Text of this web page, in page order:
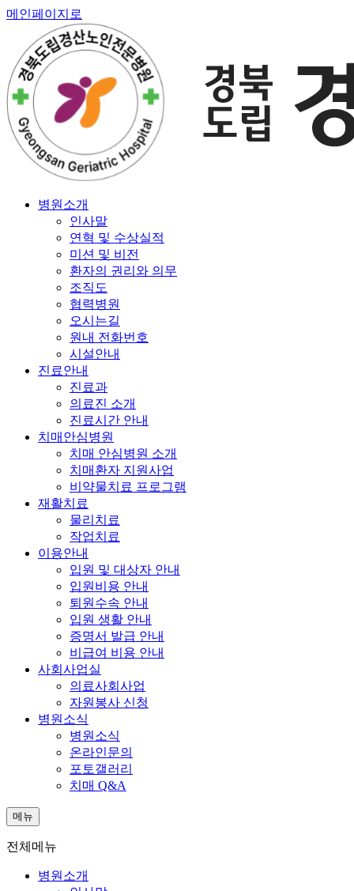
메인페이지로
병원소개
인사말
연혁 및 수상실적
미션 및 비전
환자의 권리와 의무
조직도
협력병원
오시는길
원내 전화번호
시설안내
진료안내
진료과
의료진 소개
진료시간 안내
치매안심병원
치매 안심병원 소개
치매환자 지원사업
비약물치료 프로그램
재활치료
물리치료
작업치료
이용안내
입원 및 대상자 안내
입원비용 안내
퇴원수속 안내
입원 생활 안내
증명서 발급 안내
비급여 비용 안내
사회사업실
의료사회사업
자원봉사 신청
병원소식
병원소식
온라인문의
포토갤러리
치매 Q&A
메뉴
전체메뉴
병원소개